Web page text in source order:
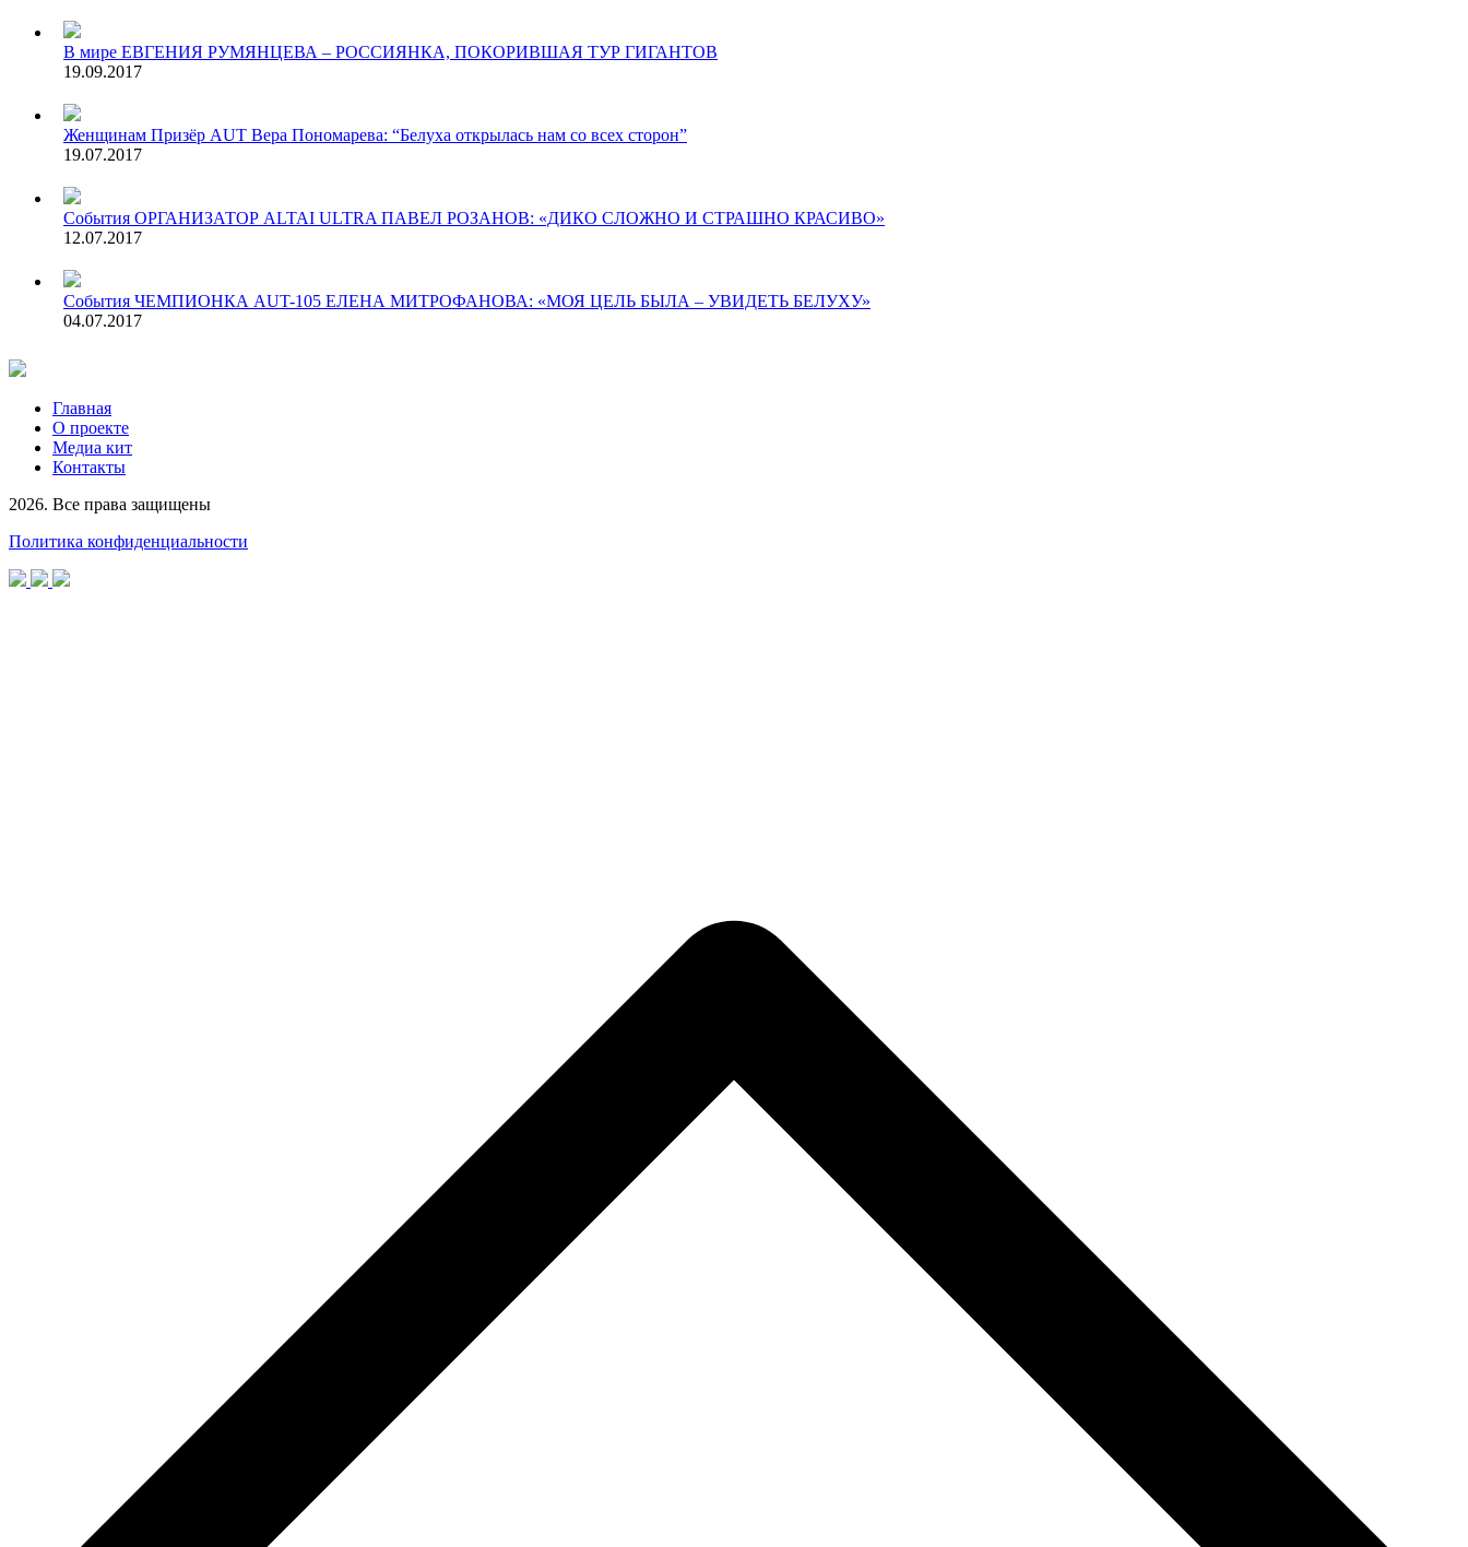
В мире ЕВГЕНИЯ РУМЯНЦЕВА – РОССИЯНКА, ПОКОРИВШАЯ ТУР ГИГАНТОВ
19.09.2017
Женщинам Призёр AUT Вера Пономарева: “Белуха открылась нам со всех сторон”
19.07.2017
События ОРГАНИЗАТОР ALTAI ULTRA ПАВЕЛ РОЗАНОВ: «ДИКО СЛОЖНО И СТРАШНО КРАСИВО»
12.07.2017
События ЧЕМПИОНКА AUT-105 ЕЛЕНА МИТРОФАНОВА: «МОЯ ЦЕЛЬ БЫЛА – УВИДЕТЬ БЕЛУХУ»
04.07.2017
Главная
О проекте
Медиа кит
Контакты
2026. Все права защищены
Политика конфиденциальности